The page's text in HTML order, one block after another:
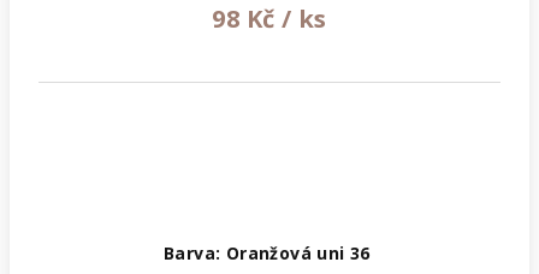
98 Kč / ks
Barva: Oranžová uni 36